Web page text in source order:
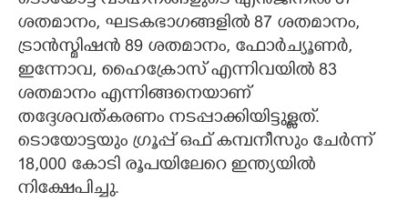
ശതമാനം, ഘടകഭാഗങ്ങളിൽ 87 ശതമാനം,
ട്രാൻസ്മിഷൻ 89 ശതമാനം, ഫോർച്യൂണർ,
ഇന്നോവ, ഹൈക്രോസ് എന്നിവയിൽ 83
ശതമാനം എന്നിങ്ങനെയാണ്
തദ്ദേശവത്കരണം നടപ്പാക്കിയിട്ടുള്ളത്.
ടൊയോട്ടയും ഗ്രൂപ്പ് ഒഫ് കമ്പനീസും ചേർന്ന്
18,000 കോടി രൂപയിലേറെ ഇന്ത്യയിൽ
നിക്ഷേപിച്ചു.